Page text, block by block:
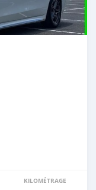
KILOMÉTRAGE